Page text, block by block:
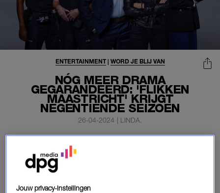
NÓG MEER DRAMA
GEGARANDEERD: 'FLIKKEN
MAASTRICHT' KRIJGT
NEGENTIENDE SEIZOEN
ENTERTAINMENT| WORD JE BLIJ VAN
26-04-2024 | LINDA.
belooft nóg een tikje langer te worden.
Maastrichtkrijgt een negentiende seizoen, maakt
Jouw privacy-instellingen